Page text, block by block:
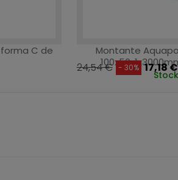
C de
Montante
24,54 € - 30% 17,18 €
Stock